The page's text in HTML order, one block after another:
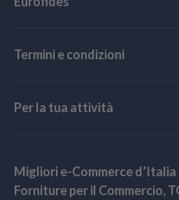
Termini e condizioni
Per la tua attività
Migliori e-Commerce
Forniture per il Commercio,